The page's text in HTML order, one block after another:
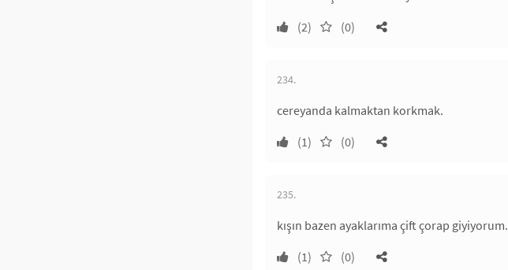
(2)
(0)
234.
cereyanda kalmaktan korkmak.
(1)
(0)
235.
kışın bazen ayaklarıma çift çorap giyiyorum.
(1)
(0)